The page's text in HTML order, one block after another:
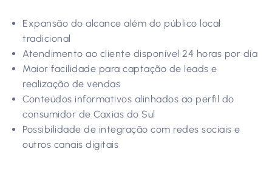
Expansão do alcance além do público local
tradicional
Atendimento ao cliente disponível 24 horas por dia
Maior facilidade para captação de leads e
realização de vendas
Conteúdos informativos alinhados ao perfil do
consumidor de Caxias do Sul
Possibilidade de integração com redes sociais e
outros canais digitais